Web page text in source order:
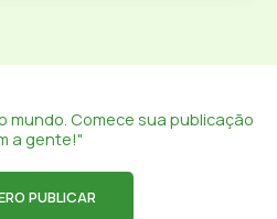
mundo. Comece sua publicação
a gente!"
PUBLICAR